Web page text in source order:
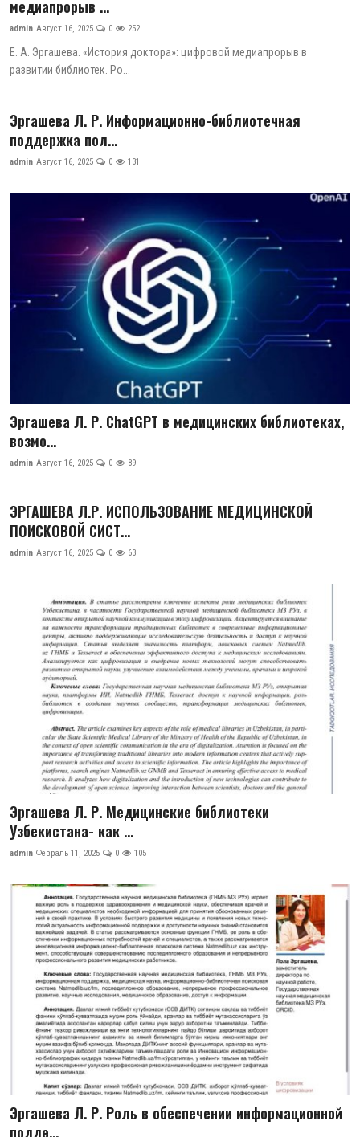
медиапрорыв ...
admin Август 16, 2025 0 252
Е. А. Эргашева. «История доктора»: цифровой медиапрорыв в
развитии библиотек. Ро...
Эргашева Л. Р. Информационно-библиотечная
поддержка пол...
admin Август 16, 2025 0 131
Эргашева Л. Р. ChatGPT в медицинских библиотеках,
возмо...
admin Август 16, 2025 0 89
ЭРГАШЕВА Л.Р. ИСПОЛЬЗОВАНИЕ МЕДИЦИНСКОЙ
ПОИСКОВОЙ СИСТ...
admin Август 16, 2025 0 63
Эргашева Л. Р. Медицинские библиотеки
Узбекистана- как ...
admin Февраль 11, 2025 0 105
Эргашева Л. Р. Роль в обеспечении информационной
подде...